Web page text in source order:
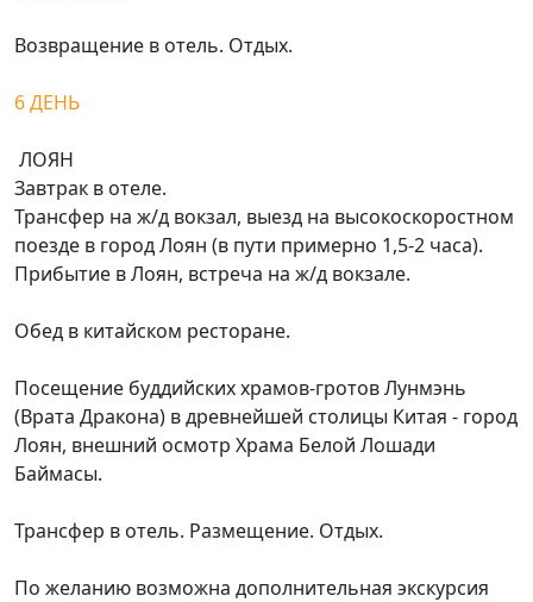
Возвращение в отель. Отдых.
6 ДЕНЬ
ЛОЯН
Завтрак в отеле.
Трансфер на ж/д вокзал, выезд на высокоскоростном
поезде в город Лоян (в пути примерно 1,5-2 часа).
Прибытие в Лоян, встреча на ж/д вокзале.
Обед в китайском ресторане.
Посещение буддийских храмов-гротов Лунмэнь
(Врата Дракона) в древнейшей столицы Китая - город
Лоян, внешний осмотр Храма Белой Лошади
Баймасы.
Трансфер в отель. Размещение. Отдых.
По желанию возможна дополнительная экскурсия